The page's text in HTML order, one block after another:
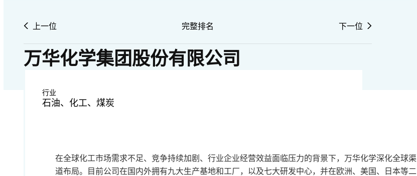
上一位 完整排名 下一位
万华化学集团股份有限公司
行业
石油、化工、煤炭
在全球化工市场需求不足、竞争持续加剧、行业企业经营效益面临压力的背景下，万华化学深化全球渠
道布局。目前公司在国内外拥有九大生产基地和工厂，以及七大研发中心，并在欧洲、美国、日本等二